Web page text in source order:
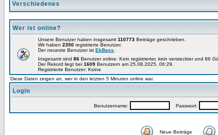
Verschiedenes
Wer ist online?
Unsere Benutzer haben insgesamt 110773 Beiträge geschrieben.
Wir haben 2350 registrierte Benutzer.
Der neueste Benutzer ist EkBass
Insgesamt sind 86 Benutzer online: Kein registrierter, kein versteckter und 86
Der Rekord liegt bei 1609 Benutzern am 25.08.2025, 06:29.
Registrierte Benutzer: Keine
Diese Daten zeigen an, wer in den letzten 5 Minuten online war.
Login
Benutzername: Passwort:
Neue Beiträge